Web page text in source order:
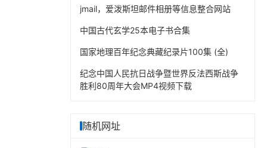
jmail，爱泼斯坦邮件相册等信息整合网站
中国古代玄学25本电子书合集
国家地理百年纪念典藏纪录片100集 (全)
纪念中国人民抗日战争暨世界反法西斯战争
胜利80周年大会MP4视频下载
随机网址